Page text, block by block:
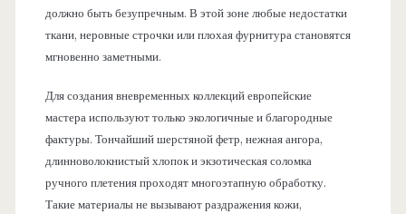
должно быть безупречным. В этой зоне любые недостатки
ткани, неровные строчки или плохая фурнитура становятся
мгновенно заметными.
Для создания вневременных коллекций европейские
мастера используют только экологичные и благородные
фактуры. Тончайший шерстяной фетр, нежная ангора,
длинноволокнистый хлопок и экзотическая соломка
ручного плетения проходят многоэтапную обработку.
Такие материалы не вызывают раздражения кожи,